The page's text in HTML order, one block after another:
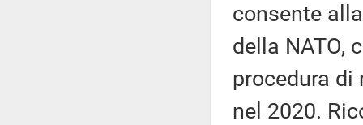
consente
della NATO,
procedura
nel 2020.